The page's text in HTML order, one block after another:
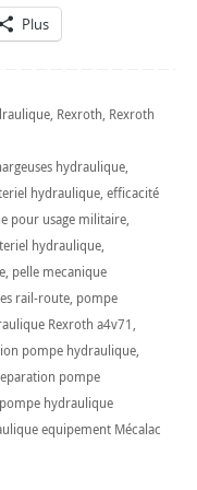
Plus
, Rexroth, Rexroth
hydraulique,
hydraulique, efficacité
pour usage militaire,
hydraulique,
, pelle mecanique
rail-route, pompe
Rexroth a4v71,
pompe hydraulique,
pompe
hydraulique
equipement Mécalac